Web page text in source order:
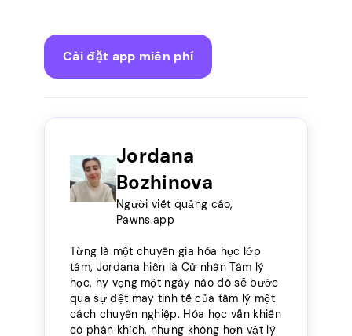
Cài đặt app miễn phí
Jordana
Bozhinova
Người viết quảng cáo,
Pawns.app
Từng là một chuyên gia hóa học lớp
tám, Jordana hiện là Cử nhân Tâm lý
học, hy vọng một ngày nào đó sẽ bước
qua sự dệt may tinh tế của tâm lý một
cách chuyên nghiệp. Hóa học vẫn khiến
cô phấn khích, nhưng không hơn vật lý